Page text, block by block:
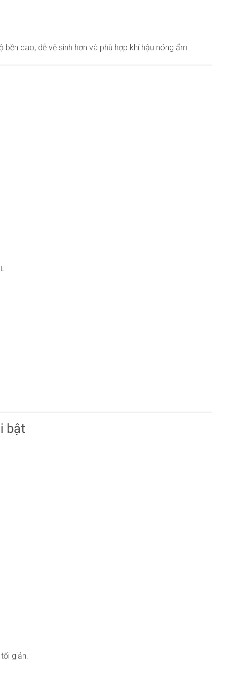
cao, dễ vệ sinh hơn và phù hợp khí hậu nóng ẩm.
bật
giản.